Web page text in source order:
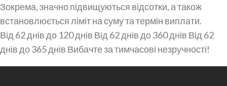
Зокрема, значно підвищуються відсотки, а також
встановлюється ліміт на суму та термін виплати.
Від 62 днів до 120 днів Від 62 днів до 360 днів Від 62
днів до 365 днів Вибачте за тимчасові незручності!